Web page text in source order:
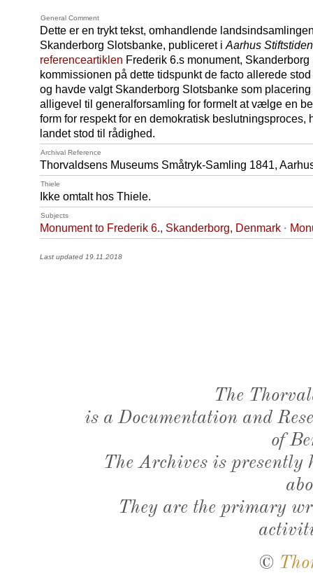
General Comment
Dette er en trykt tekst, omhandlende
Skanderborg Slotsbanke, publiceret i Aarhus
referenceartiklen Frederik 6.s monument,
kommissionen på dette tidspunkt de facto allerede
og havde valgt Skanderborg Slotsbanke som
alligevel til generalforsamling for formelt at vælge en
form for respekt for en demokratisk beslutningsproces,
landet stod til rådighed.
Archival Reference
Thorvaldsens Museums Småtryk-Samling 1841,
Thiele
Ikke omtalt hos Thiele.
Subjects
Monument to Frederik 6., Skanderborg, Denmark ·
Last updated 19.11.2018
The
is a Documentation and
of
The Archives is presently
They are the primary
©